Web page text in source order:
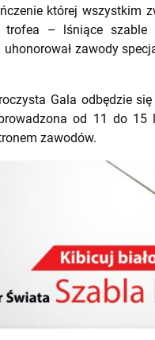
której wszystkim
trofea – lśniące
zawody
Gala odbędzie
od 11 do 15
zawodów.